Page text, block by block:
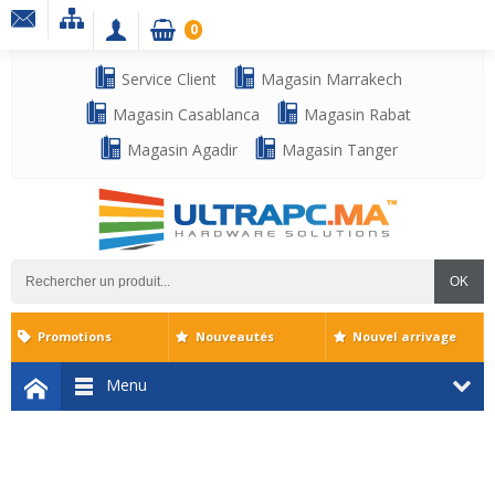
Service Client
Magasin Marrakech
Magasin Casablanca
Magasin Rabat
Magasin Agadir
Magasin Tanger
OK
0
Menu
Promotions Nouveautés Nouvel arrivage